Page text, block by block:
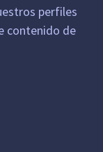
perfiles
contenido de